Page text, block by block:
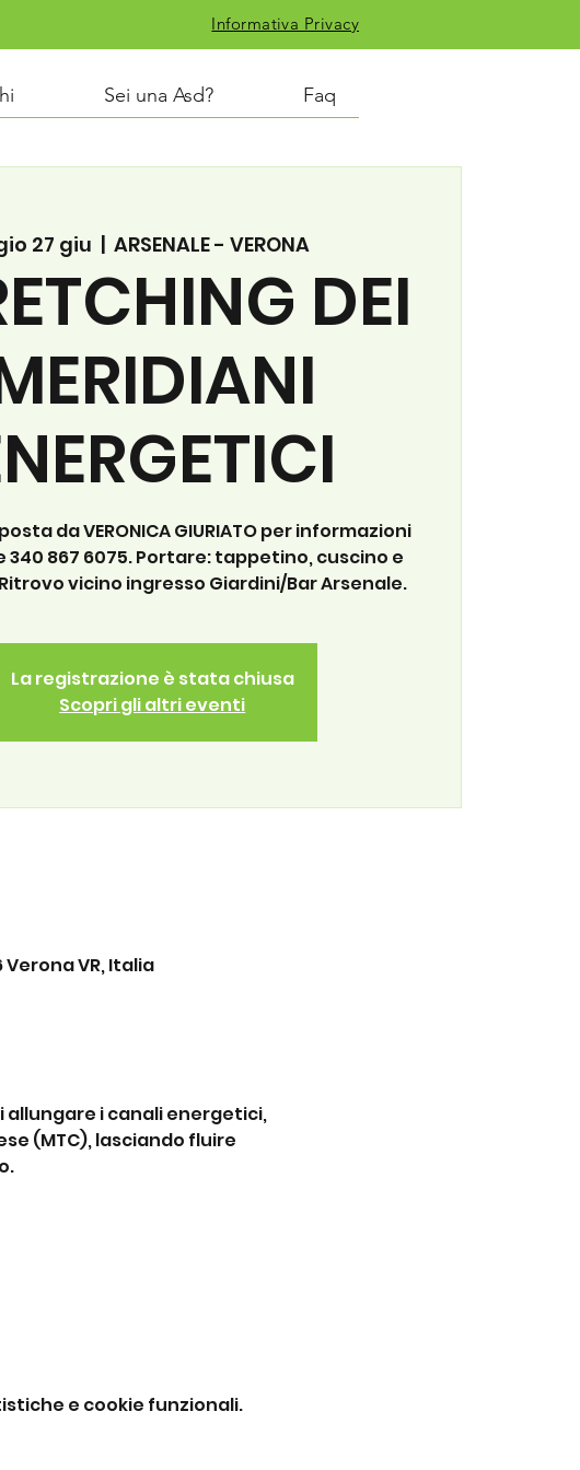
Informativa Privacy
Sei una Asd? Faq
27 giu
  |
ARSENALE - VERONA
DEI
da VERONICA GIURIATO per informazioni
867 6075. Portare: tappetino, cuscino e
vicino ingresso Giardini/Bar Arsenale.
La registrazione è stata chiusa
Scopri gli altri eventi
Verona VR, Italia
allungare i canali energetici,
(MTC), lasciando fluire
e cookie funzionali.